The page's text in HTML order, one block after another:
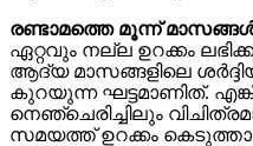
രണ്ടാമത്തെ മൂന്ന് മാസങ്ങൾ
ഏറ്റവും നല്ല ഉറക്കം
ആദ്യ മാസങ്ങളിലെ
കുറയുന്ന ഘട്ടമാണിത്.
നെഞ്ചെരിച്ചിലും
സമയത്ത് ഉറക്കം